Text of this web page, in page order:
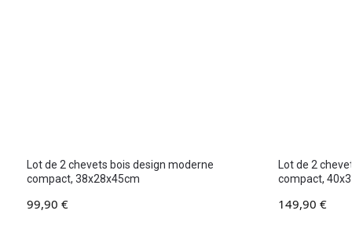
Lot de 2 chevets bois design moderne
compact, 38x28x45cm
99,90 €
Lot de 2
compact,
149,90 €